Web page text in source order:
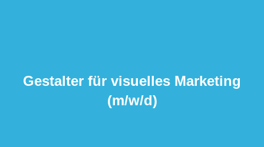
Gestal­ter für visu­el­les Marke­ting
(m/​w/​d)